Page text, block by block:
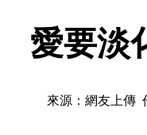
愛要淡
來源：網友上傳